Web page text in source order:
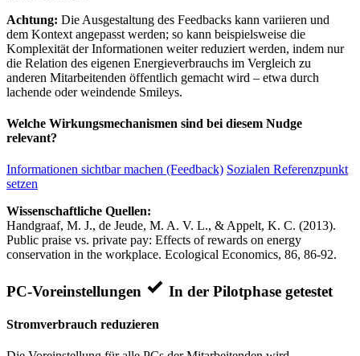
Achtung: Die Ausgestaltung des Feedbacks kann variieren und
dem Kontext angepasst werden; so kann beispielsweise die
Komplexität der Informationen weiter reduziert werden, indem nur
die Relation des eigenen Energieverbrauchs im Vergleich zu
anderen Mitarbeitenden öffentlich gemacht wird – etwa durch
lachende oder weindende Smileys.
Welche Wirkungsmechanismen sind bei diesem Nudge
relevant?
Informationen sichtbar machen (Feedback) Sozialen Referenzpunkt
setzen
Wissenschaftliche Quellen:
Handgraaf, M. J., de Jeude, M. A. V. L., & Appelt, K. C. (2013).
Public praise vs. private pay: Effects of rewards on energy
conservation in the workplace. Ecological Economics, 86, 86-92.
PC-Voreinstellungen In der Pilotphase getestet
Stromverbrauch reduzieren